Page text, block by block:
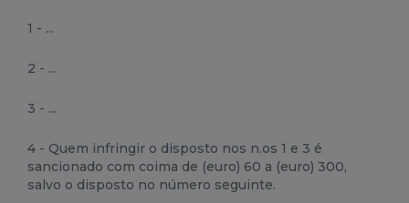
1 - ...
2 - ...
3 - ...
4 - Quem infringir o disposto nos n.os 1 e 3 é
sancionado com coima de (euro) 60 a (euro) 300,
salvo o disposto no número seguinte.